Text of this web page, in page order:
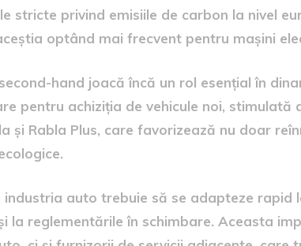
stricte privind emisiile de carbon la nivel
optând mai frecvent pentru mașini
hand joacă încă un rol esențial în
pentru achiziția de vehicule noi, stimulată
și Rabla Plus, care favorizează nu doar
auto trebuie să se adapteze rapid
la reglementările în schimbare. Aceasta